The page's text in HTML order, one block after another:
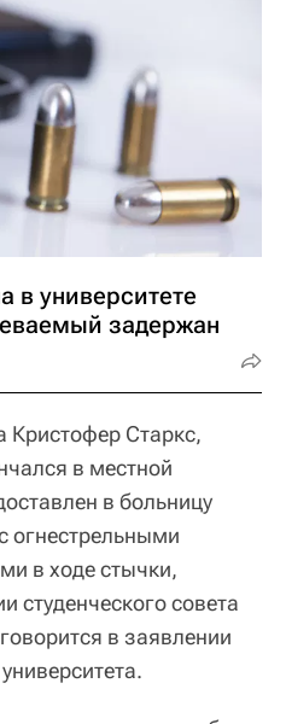
в университете
задержан
Кристофер Старкс,
в местной
в больницу
огнестрельными
в ходе стычки,
студенческого совета
в заявлении